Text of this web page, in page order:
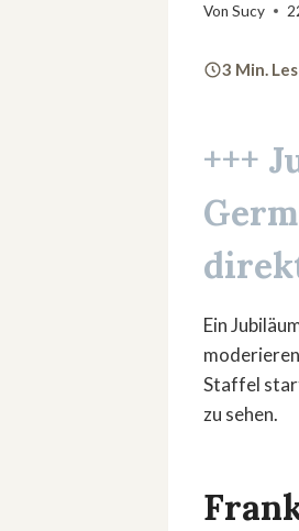
Von Sucy
3 Min.
+++
Ein
Staffel
zu sehen.